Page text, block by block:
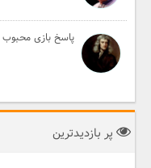
پاسخ بازی
پر بازدیدترین